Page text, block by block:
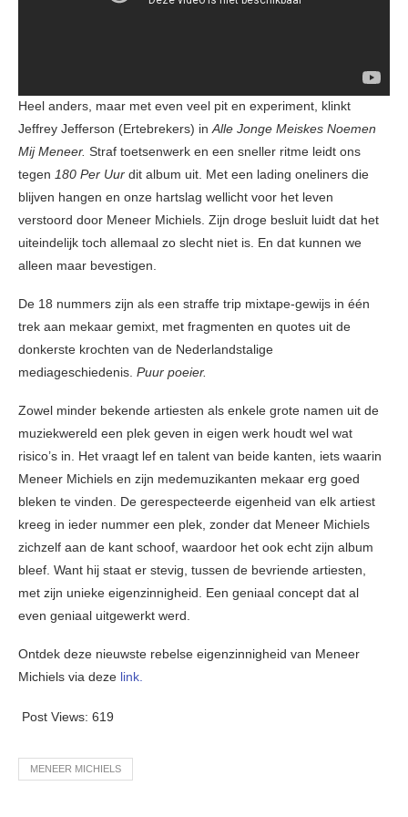
Heel anders, maar met even veel pit en experiment, klinkt
Jeffrey Jefferson (Ertebrekers) inAlle Jonge Meiskes Noemen
Mij Meneer. Straf toetsenwerk en een sneller ritme leidt ons
tegen 180 Per Uur dit album uit. Met een lading oneliners die
blijven hangen en onze hartslag wellicht voor het leven
verstoord door Meneer Michiels. Zijn droge besluit luidt dat het
uiteindelijk toch allemaal zo slecht niet is. En dat kunnen we
alleen maar bevestigen.
De 18 nummers zijn als een straffe trip mixtape-gewijs in één
trek aan mekaar gemixt, met fragmenten en quotes uit de
donkerste krochten van de Nederlandstalige
mediageschiedenis. Puur poeier.
Zowel minder bekende artiesten als enkele grote namen uit de
muziekwereld een plek geven in eigen werk houdt wel wat
risico’s in. Het vraagt lef en talent van beide kanten, iets waarin
Meneer Michiels en zijn medemuzikanten mekaar erg goed
bleken te vinden. De gerespecteerde eigenheid van elk artiest
kreeg in ieder nummer een plek, zonder dat Meneer Michiels
zichzelf aan de kant schoof, waardoor het ook echt zijn album
bleef. Want hij staat er stevig, tussen de bevriende artiesten,
met zijn unieke eigenzinnigheid. Een geniaal concept dat al
even geniaal uitgewerkt werd.
Ontdek deze nieuwste rebelse eigenzinnigheid van Meneer
Michiels via deze link.
Post Views: 619
MENEER MICHIELS